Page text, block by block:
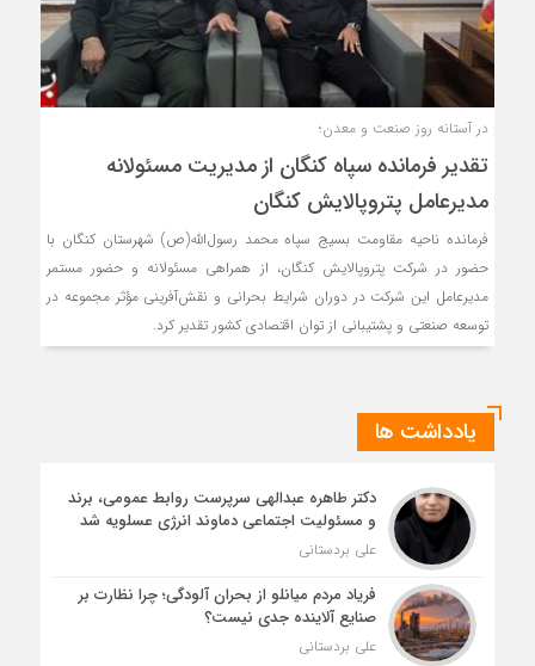
در آستانه روز صنعت و معدن؛
تقدیر فرمانده سپاه کنگان از مدیریت مسئولانه
مدیرعامل پتروپالایش کنگان
فرمانده ناحیه مقاومت بسیج سپاه محمد رسول‌الله(ص) شهرستان کنگان با
حضور در شرکت پتروپالایش کنگان، از همراهی مسئولانه و حضور مستمر
مدیرعامل این شرکت در دوران شرایط بحرانی و نقش‌آفرینی مؤثر مجموعه در
توسعه صنعتی و پشتیبانی از توان اقتصادی کشور تقدیر کرد.
یادداشت ها
دکتر طاهره عبدالهی سرپرست روابط عمومی، برند
و مسئولیت اجتماعی دماوند انرژی عسلویه شد
علی بردستانی
فریاد مردم میانلو از بحران آلودگی؛ چرا نظارت بر
صنایع آلاینده جدی نیست؟
علی بردستانی